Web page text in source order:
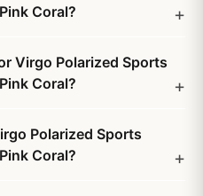
Coral?
Virgo Polarized Sports
Coral?
Polarized Sports
Coral?